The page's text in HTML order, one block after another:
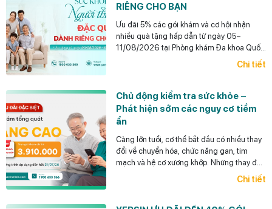
RIÊNG CHO BẠN
Ưu đãi 5% các gói khám và cơ hội nhận
nhiều quà tặng hấp dẫn từ ngày 05–
11/08/2026 tại Phòng khám Đa khoa Quốc
Chi tiết
Chủ động kiểm tra sức khỏe –
Phát hiện sớm các nguy cơ tiềm
ẩn
Càng lớn tuổi, cơ thể bắt đầu có nhiều thay
đổi về chuyển hóa, chức năng gan, tim
mạch và hệ cơ xương khớp. Những thay đổi
này thường diễn tiến âm thầm, chưa biểu
hiện thành triệu chứng rõ ràng nhưng có thể
Chi tiết